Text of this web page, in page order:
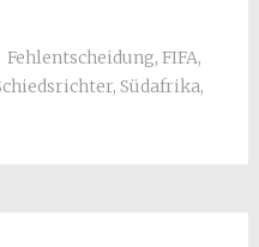
Fehlentscheidung, FIFA,
, Südafrika,